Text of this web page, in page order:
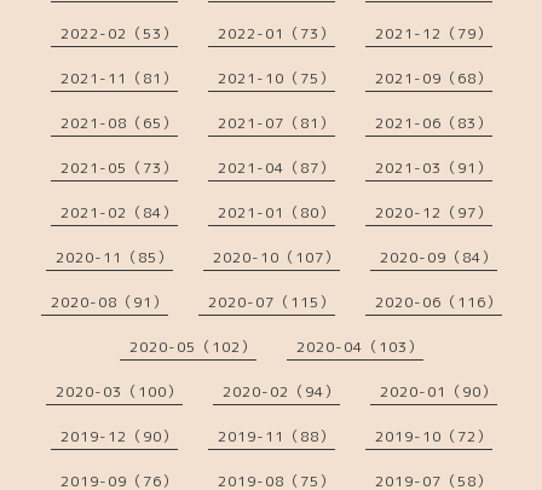
2022-02（53） 2022-01（73） 2021-12（79）
2021-11（81） 2021-10（75） 2021-09（68）
2021-08（65） 2021-07（81） 2021-06（83）
2021-05（73） 2021-04（87） 2021-03（91）
2021-02（84） 2021-01（80） 2020-12（97）
2020-11（85） 2020-10（107） 2020-09（84）
2020-08（91） 2020-07（115） 2020-06（116）
2020-05（102） 2020-04（103）
2020-03（100） 2020-02（94） 2020-01（90）
2019-12（90） 2019-11（88） 2019-10（72）
2019-09（76） 2019-08（75） 2019-07（58）